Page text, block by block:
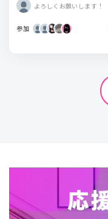
よろしくお願いします！
参加